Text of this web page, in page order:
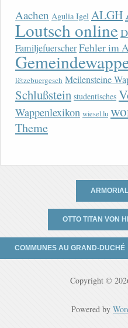
Aachen Agulia Igel ALGH
Loutsch online
FamiljefuerscherFehler im
lëtzebuergesch Meilensteine
Schlußstein studentisches
Wappenlexikon wiesel.lu
Theme
OTTO TITAN VON
COMMUNES AU GRAND-DUCHÉ
Copyright ©
Powered by